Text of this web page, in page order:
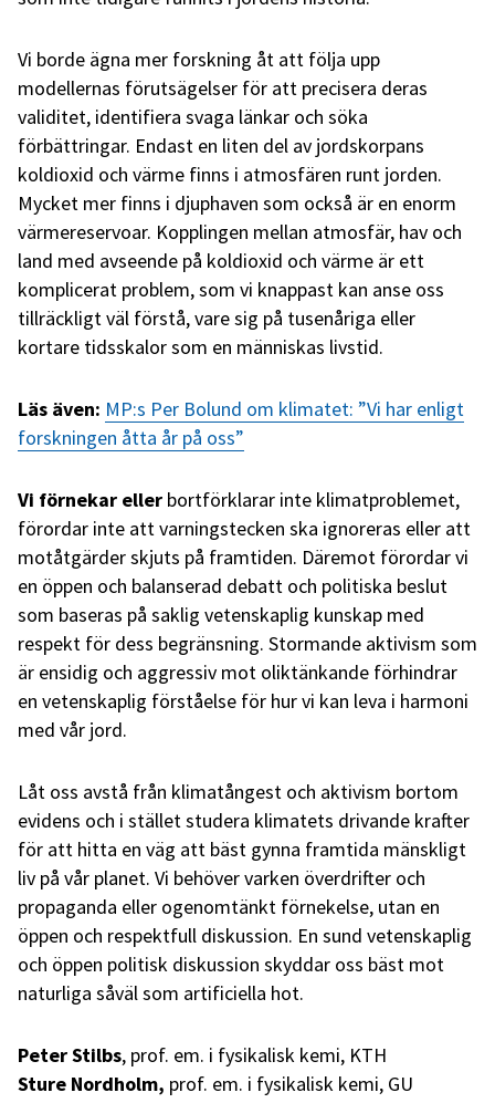
Vi borde ägna mer forskning åt att följa upp
modellernas förutsägelser för att precisera deras
validitet, identifiera svaga länkar och söka
förbättringar. Endast en liten del av jordskorpans
koldioxid och värme finns i atmosfären runt jorden.
Mycket mer finns i djuphaven som också är en enorm
värmereservoar. Kopplingen mellan atmosfär, hav och
land med avseende på koldioxid och värme är ett
komplicerat problem, som vi knappast kan anse oss
tillräckligt väl förstå, vare sig på tusenåriga eller
kortare tidsskalor som en människas livstid.
Läs även: MP:s Per Bolund om klimatet: ”Vi har enligt
forskningen åtta år på oss”
Vi förnekar eller bortförklarar inte klimatproblemet,
förordar inte att varningstecken ska ignoreras eller att
motåtgärder skjuts på framtiden. Däremot förordar vi
en öppen och balanserad debatt och politiska beslut
som baseras på saklig vetenskaplig kunskap med
respekt för dess begränsning. Stormande aktivism som
är ensidig och aggressiv mot oliktänkande förhindrar
en vetenskaplig förståelse för hur vi kan leva i harmoni
med vår jord.
Låt oss avstå från klimatångest och aktivism bortom
evidens och i stället studera klimatets drivande krafter
för att hitta en väg att bäst gynna framtida mänskligt
liv på vår planet. Vi behöver varken överdrifter och
propaganda eller ogenomtänkt förnekelse, utan en
öppen och respektfull diskussion. En sund vetenskaplig
och öppen politisk diskussion skyddar oss bäst mot
naturliga såväl som artificiella hot.
Peter Stilbs, prof. em. i fysikalisk kemi, KTH
Sture Nordholm, prof. em. i fysikalisk kemi, GU